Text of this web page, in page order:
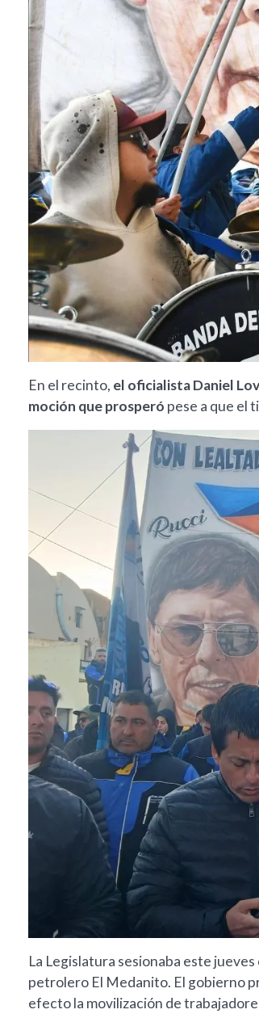
En el recinto, el oficialista Daniel
moción que prosperó pese a que el
La Legislatura sesionaba este
petrolero El Medanito. El gobierno
efecto la movilización de